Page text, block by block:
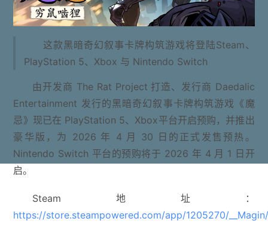
这款黑暗奇幻叙事卡牌构筑游戏将登陆Steam、
PlayStation 5、Xbox 与 Nintendo Switch
由开发商 The Rat Project 打造、发行商 Daedalic
Entertainment 发行的黑暗奇幻叙事卡牌构筑游戏《魔
忌》现已在 PlayStation 5、Xbox平台开启预购，并推出
豪华版，为 2026 年 4 月 30 日的正式发售预热。
Nintendo Switch 平台的预购将于 2026 年 4 月 1 日开
启。
Steam地址：
https://store.steampowered.com/app/1205270/